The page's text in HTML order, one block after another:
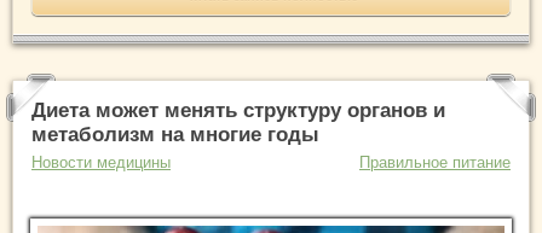
Диета может менять структуру органов и
метаболизм на многие годы
Новости медицины Правильное питание